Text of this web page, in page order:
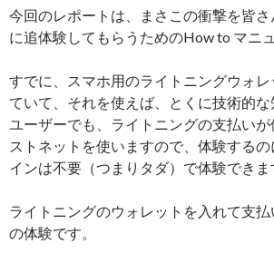
今回のレポートは、まさこの衝撃を皆
に追体験してもらうためのHow to マニ
すでに、スマホ用のライトニングウォ
ていて、それを使えば、とくに技術的
ユーザーでも、ライトニングの支払い
ストネットを使いますので、体験する
インは不要（つまりタダ）で体験できま
ライトニングのウォレットを入れて支
の体験です。